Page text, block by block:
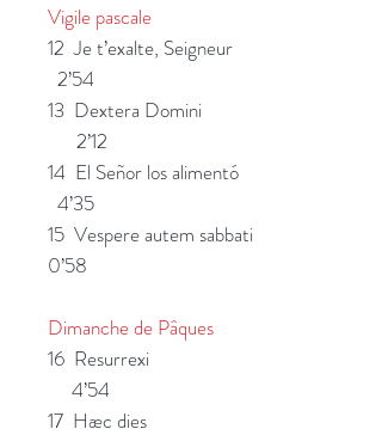
Vigile pascale
12 Je t’exalte, Seigneur
2’54
13 Dextera Domini
2’12
14 El Señor los alimentó
4’35
15 Vespere autem sabbati
0’58
Dimanche de Pâques
16 Resurrexi
4’54
17 Hæc dies